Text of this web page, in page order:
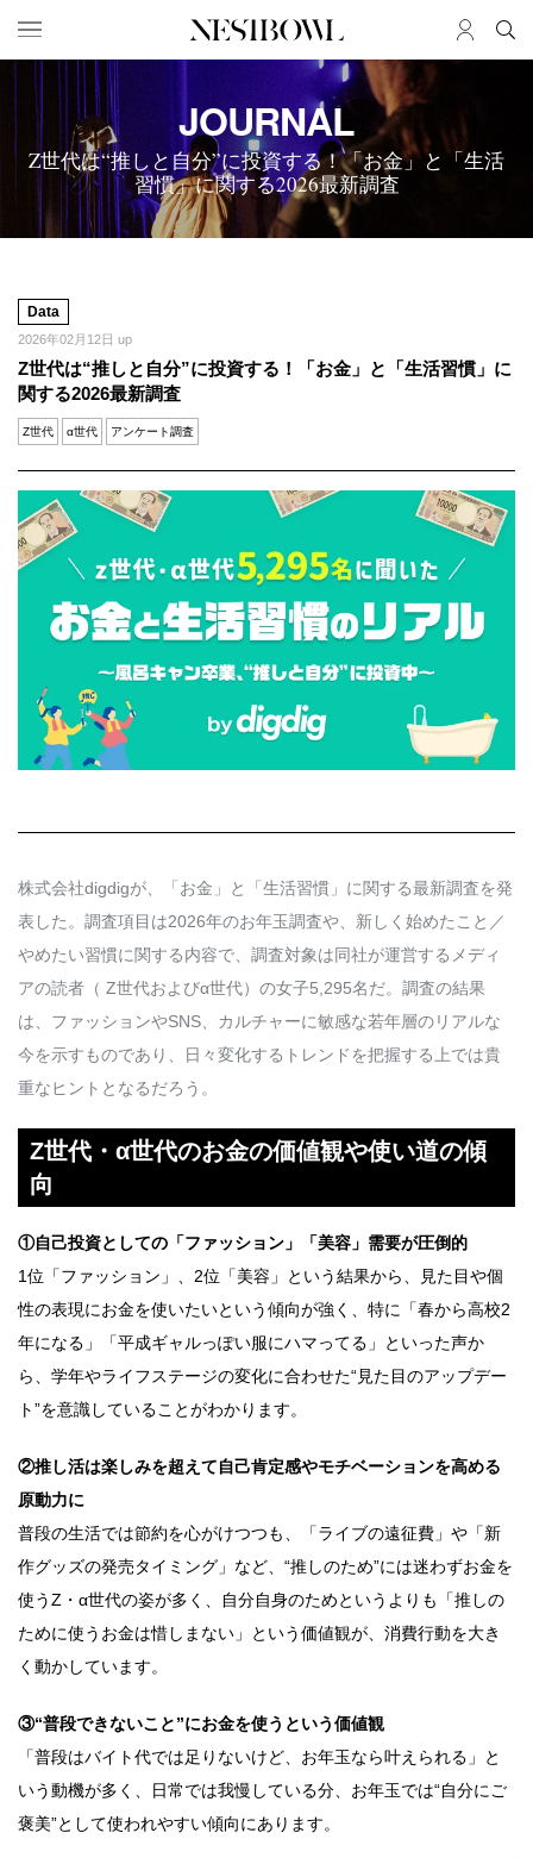
HOME JOB
求人検索
新着求人
ブランド一覧
インタビュー
エデュケーション
ニュース＆イベント
データ
コラボ実績案内
SERVICE
初めての方へ
Q&A
企業担当の方へ
企業ログイン
MEMBER
ログイン
プライバシーポリシー
JOURNAL
Z世代は“推しと自分”に投資する！「お金」と「生活
習慣」に関する2026最新調査
Data
2026年02月12日 up
Z世代は“推しと自分”に投資する！「お金」と「生活習慣」に
関する2026最新調査
Z世代 α世代 アンケート調査
株式会社digdigが、「お金」と「生活習慣」に関する最新調査を発
表した。調査項目は2026年のお年玉調査や、新しく始めたこと／
やめたい習慣に関する内容で、調査対象は同社が運営するメディ
アの読者（ Z世代およびα世代）の女子5,295名だ。調査の結果
は、ファッションやSNS、カルチャーに敏感な若年層のリアルな
今を示すものであり、日々変化するトレンドを把握する上では貴
重なヒントとなるだろう。
Z世代・α世代のお金の価値観や使い道の傾
向
①自己投資としての「ファッション」「美容」需要が圧倒的
1位「ファッション」、2位「美容」という結果から、見た目や個
性の表現にお金を使いたいという傾向が強く、特に「春から高校2
年になる」「平成ギャルっぽい服にハマってる」といった声か
ら、学年やライフステージの変化に合わせた“見た目のアップデー
ト”を意識していることがわかります。
②推し活は楽しみを超えて自己肯定感やモチベーションを高める
原動力に
普段の生活では節約を心がけつつも、「ライブの遠征費」や「新
作グッズの発売タイミング」など、“推しのため”には迷わずお金を
使うZ・α世代の姿が多く、自分自身のためというよりも「推しの
ために使うお金は惜しまない」という価値観が、消費行動を大き
く動かしています。
③“普段できないこと”にお金を使うという価値観
「普段はバイト代では足りないけど、お年玉なら叶えられる」と
いう動機が多く、日常では我慢している分、お年玉では“自分にご
褒美”として使われやすい傾向にあります。